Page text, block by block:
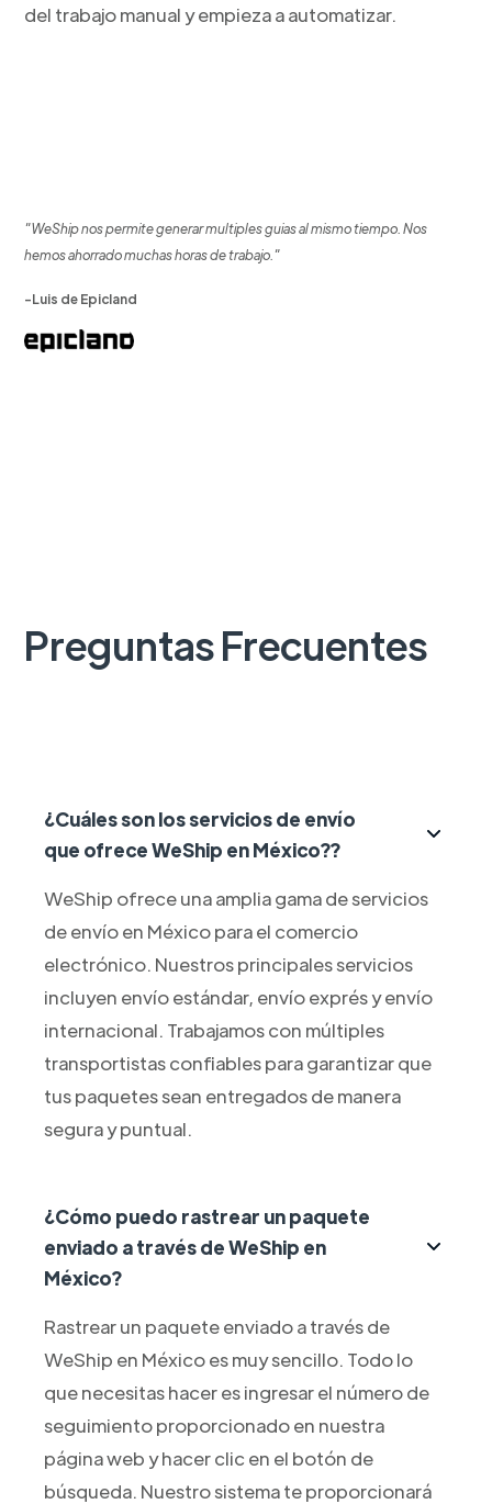
del trabajo manual y empieza a automatizar.
"WeShip nos permite generar multiples guias al mismo tiempo. Nos
hemos ahorrado muchas horas de trabajo."
-Luis de Epicland
Preguntas Frecuentes
¿Cuáles son los servicios de envío
que ofrece WeShip en México??
WeShip ofrece una amplia gama de servicios
de envío en México para el comercio
electrónico. Nuestros principales servicios
incluyen envío estándar, envío exprés y envío
internacional. Trabajamos con múltiples
transportistas confiables para garantizar que
tus paquetes sean entregados de manera
segura y puntual.
¿Cómo puedo rastrear un paquete
enviado a través de WeShip en
México?
Rastrear un paquete enviado a través de
WeShip en México es muy sencillo. Todo lo
que necesitas hacer es ingresar el número de
seguimiento proporcionado en nuestra
página web y hacer clic en el botón de
búsqueda. Nuestro sistema te proporcionará